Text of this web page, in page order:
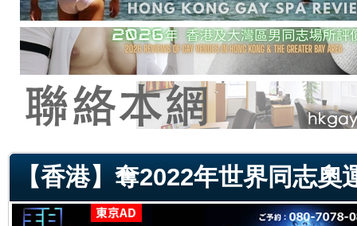
【香港】奪2022年世界同志奧